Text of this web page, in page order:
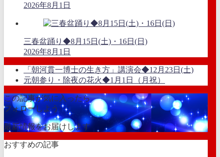
2026年8月1日
三春盆踊り◆8月15日(土)・16日(日)
2026年8月1日
「朝河貫一博士の生き方」講演会◆12月23日(土)
元朝参り・除夜の花火◆1月1日（月祝）
この記事が気に入ったら
フォローしよう
最新情報をお届けします
おすすめの記事